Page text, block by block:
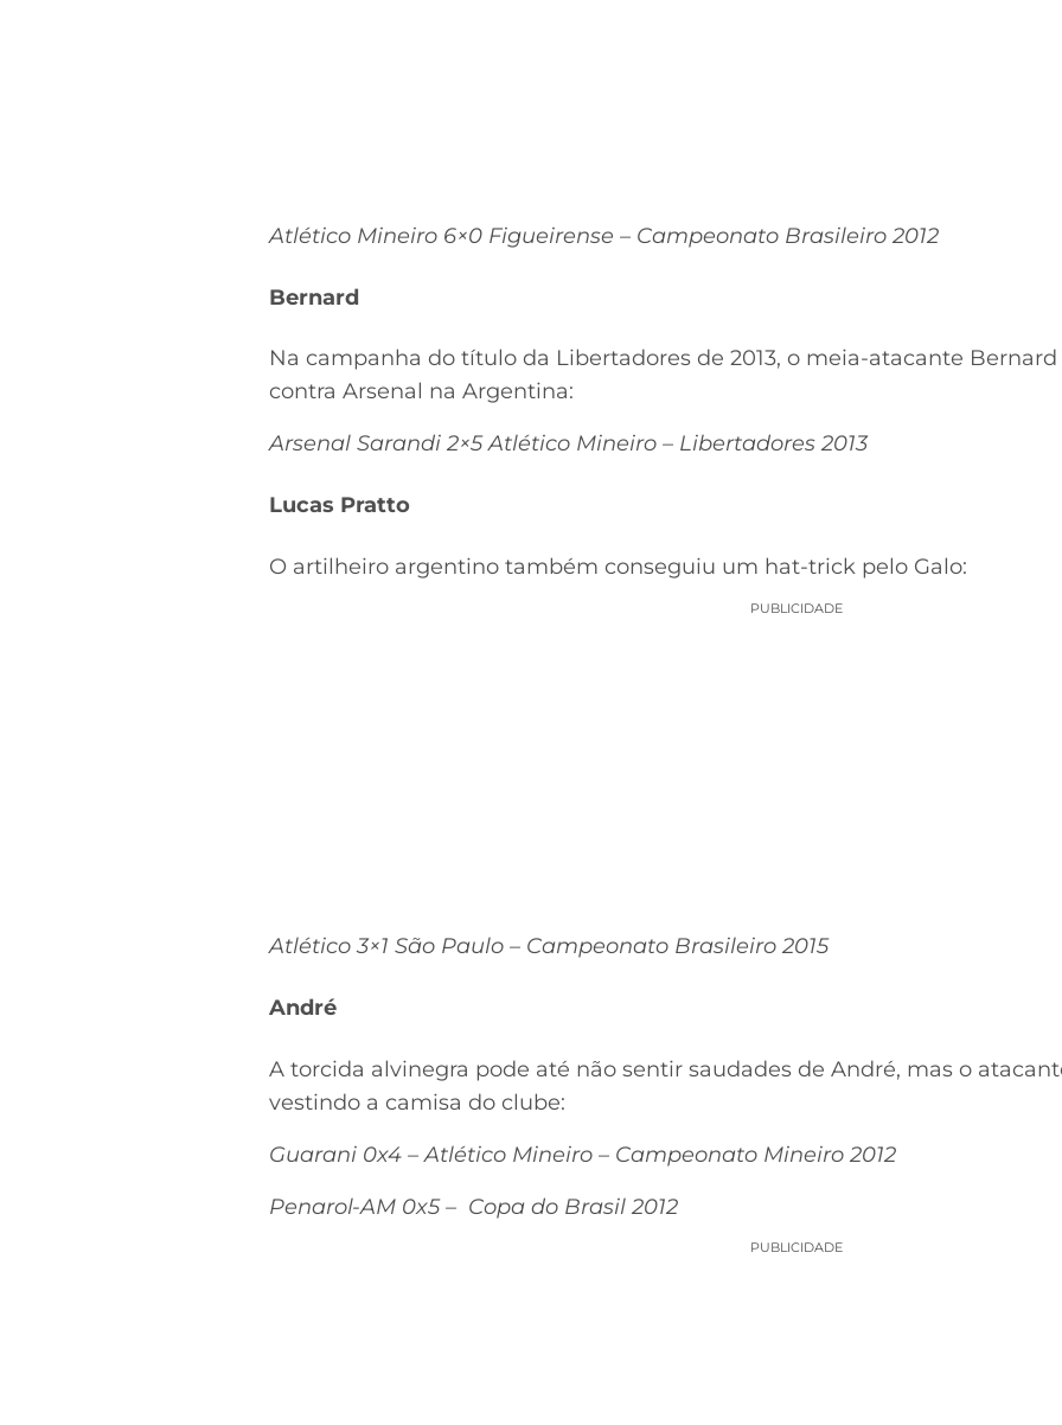
Atlético Mineiro 6×0 Figueirense – Campeonato Brasileiro 2012
Bernard
Na campanha do título da Libertadores de 2013, o meia-atacante
contra Arsenal na Argentina:
Arsenal Sarandi 2×5 Atlético Mineiro – Libertadores 2013
Lucas Pratto
O artilheiro argentino também conseguiu um hat-trick pelo Galo:
PUBLICIDADE
Atlético 3×1 São Paulo – Campeonato Brasileiro 2015
André
A torcida alvinegra pode até não sentir saudades de André, mas o
vestindo a camisa do clube:
Guarani 0x4 – Atlético Mineiro – Campeonato Mineiro 2012
Penarol-AM 0x5 – Copa do Brasil 2012
PUBLICIDADE